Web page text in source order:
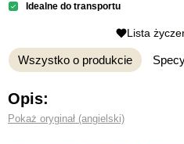
Idealne do transportu
Lista
Wszystko o produkcie
Opis:
Pokaż oryginał (angielski)